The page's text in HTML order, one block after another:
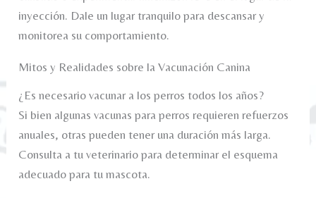
inyección. Dale un lugar tranquilo para descansar y
monitorea su comportamiento.
Mitos y Realidades sobre la Vacunación Canina
¿Es necesario vacunar a los perros todos los años?
Si bien algunas vacunas para perros requieren refuerzos
anuales, otras pueden tener una duración más larga.
Consulta a tu veterinario para determinar el esquema
adecuado para tu mascota.